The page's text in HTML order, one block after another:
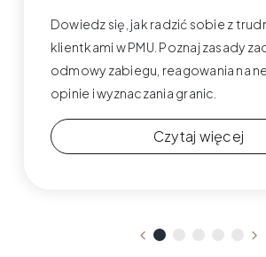
Dowiedz się, jak radzić sobie z
klientkami w PMU. Poznaj zasady
odmowy zabiegu, reagowania na
opinie i wyznaczania granic.
Czytaj więcej